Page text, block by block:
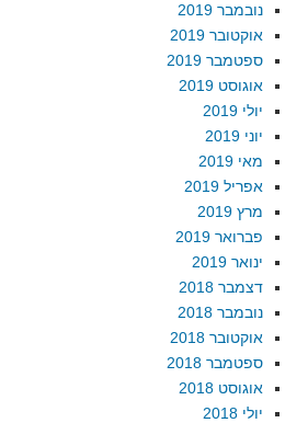
נובמבר 2019
אוקטובר 2019
ספטמבר 2019
אוגוסט 2019
יולי 2019
יוני 2019
מאי 2019
אפריל 2019
מרץ 2019
פברואר 2019
ינואר 2019
דצמבר 2018
נובמבר 2018
אוקטובר 2018
ספטמבר 2018
אוגוסט 2018
יולי 2018